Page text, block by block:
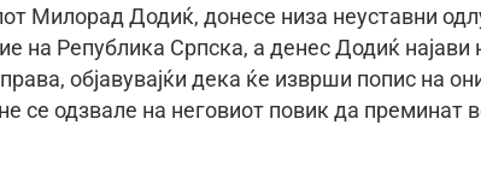
Милорад Додиќ, донесе низа неуставни
на Република Српска, а денес Додиќ
објавувајќи дека ќе изврши попис на
се одзвале на неговиот повик да преминат